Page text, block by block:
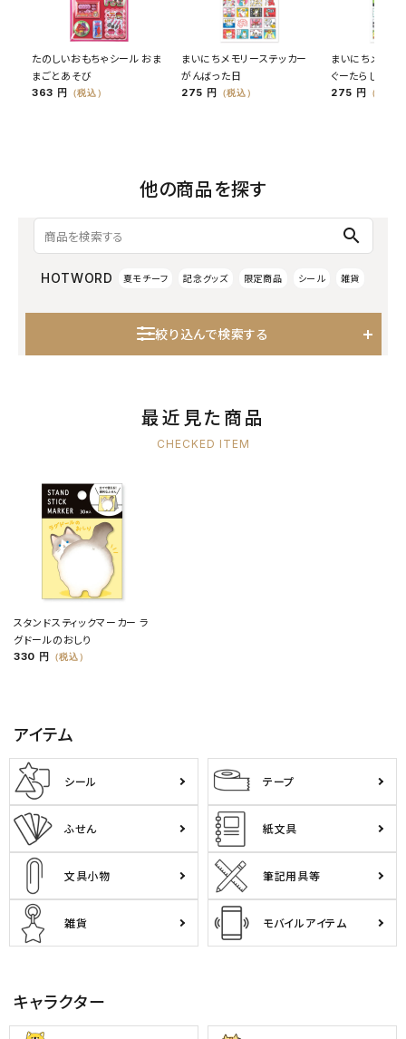
たのしいおもちゃシール おま
まごとあそび
363 円 （税込）
まいにちメモリーステッカー
がんばった日
275 円 （税込）
まいにちメモリ
ぐーたらした日
275 円 （税込）
他の商品を探す
search
HOTWORD 夏モチーフ 記念グッズ 限定商品 シール 雑貨
絞り込んで検索する
最近見た商品
CHECKED ITEM
スタンドスティックマーカー ラ
グドールのおしり
330 円 （税込）
アイテム
シール テープ
ふせん 紙文具
文具小物 筆記用具等
雑貨 モバイルアイテム
キャラクター